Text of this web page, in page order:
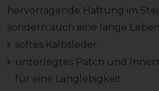
hervorragende Haftung im
sondern auch eine lange
softes Kalbsleder
unterlegtes Patch und
für eine Langlebigkeit